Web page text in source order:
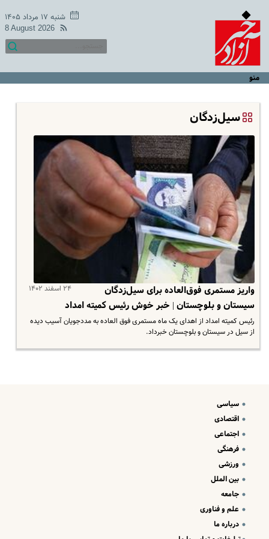
شنبه ۱۷ مرداد ۱۴۰۵
8 August 2026
منو
سیل‌زدگان
۲۴ اسفند ۱۴۰۲
واریز مستمری فوق‌العاده برای سیل‌زدگان
سیستان و بلوچستان | خبر خوش رئیس کمیته امداد
رئیس کمیته امداد از اهدای یک ماه مستمری فوق العاده به مددجویان آسیب دیده
از سیل در سیستان و بلوچستان خبرداد.
سیاسی
اقتصادی
اجتماعی
فرهنگی
ورزشی
بین الملل
جامعه
علم و فناوری
درباره ما